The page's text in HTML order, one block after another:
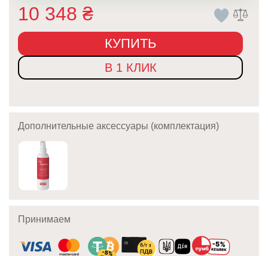
10 348 ₴
КУПИТЬ
В 1 КЛИК
Дополнительные аксессуары (комплектация)
Принимаем